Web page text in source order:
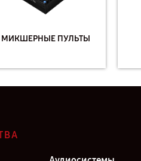
МИКШЕРНЫЕ ПУЛЬТЫ